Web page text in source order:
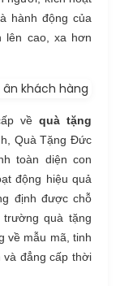
hành động của
lên cao, xa hơn
về quà tặng
Quà Tặng Đức
toàn diện con
động hiệu quả
định được chỗ
quà tặng
về mẫu mã, tinh
và đẳng cấp thời